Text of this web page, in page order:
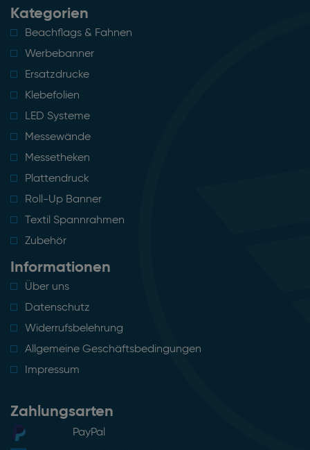
Kategorien
Beachflags & Fahnen
Werbebanner
Ersatzdrucke
Klebefolien
LED Systeme
Messewände
Messetheken
Plattendruck
Roll-Up Banner
Textil Spannrahmen
Zubehör
Informationen
Über uns
Datenschutz
Widerrufsbelehrung
Allgemeine Geschäftsbedingungen
Impressum
Zahlungsarten
PayPal